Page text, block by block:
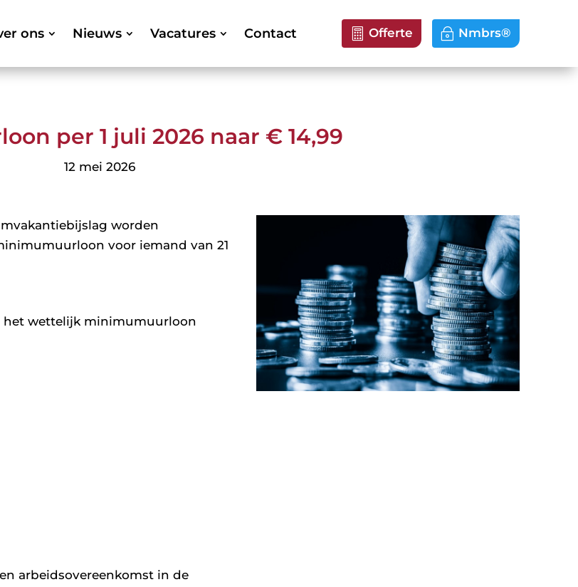
ons Nieuws Vacatures Contact Offerte Nmbrs®
per 1 juli 2026 naar € 14,99
12 mei 2026
worden
voor iemand van 21
het wettelijk minimumuurloon
arbeidsovereenkomst in de